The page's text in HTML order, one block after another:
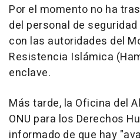
Por el momento no ha
del personal de
con las autoridades del
Resistencia Islámica
enclave.
Más tarde, la Oficina del
ONU para los Derechos
informado de que hay